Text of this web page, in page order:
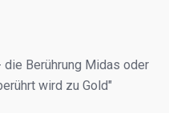
die Berührung Midas oder
wird zu Gold"